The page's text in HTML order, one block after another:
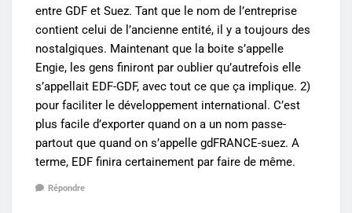
entre GDF et Suez. Tant que le nom de l’entreprise
contient celui de l’ancienne entité, il y a toujours des
nostalgiques. Maintenant que la boite s’appelle
Engie, les gens finiront par oublier qu’autrefois elle
s’appellait EDF-GDF, avec tout ce que ça implique. 2)
pour faciliter le développement international. C’est
plus facile d’exporter quand on a un nom passe-
partout que quand on s’appelle gdFRANCE-suez. A
terme, EDF finira certainement par faire de même.
Répondre